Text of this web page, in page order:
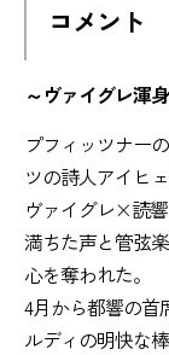
コメント
～ヴァイグレ渾
プフィッツナー
ツの詩人アイヒ
ヴァイグレ×読
満ちた声と管弦
心を奪われた。
4月から都響の首
ルディの明快な